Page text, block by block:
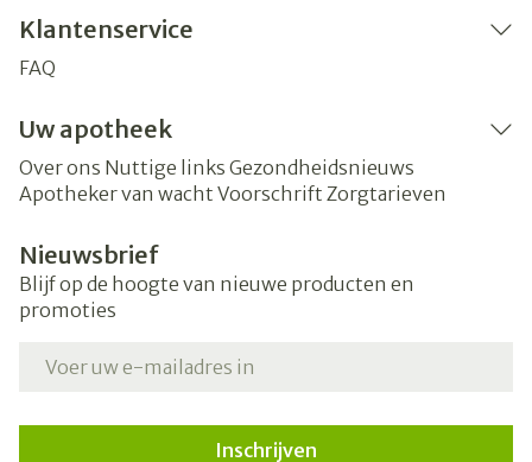
Klantenservice
FAQ
Uw apotheek
Over ons Nuttige links Gezondheidsnieuws
Apotheker van wacht Voorschrift Zorgtarieven
Nieuwsbrief
Blijf op de hoogte van nieuwe producten en
promoties
Inschrijven